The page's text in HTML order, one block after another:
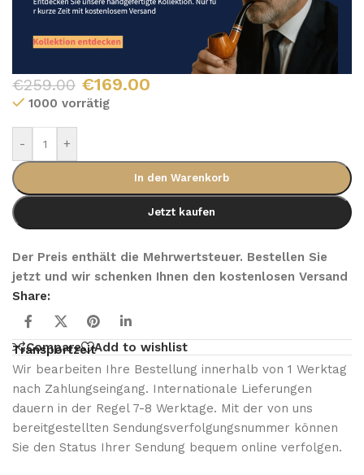
€259.00 €169.00
1000 vorrätig
- +
In den Warenkorb
Jetzt kaufen
Der Preis enthält die Mehrwertsteuer. Bestellen Sie
jetzt und wir schenken Ihnen den kostenlosen Versand
Share:
Compare Add to wishlist
Transportzeit
Wir bearbeiten Ihre Bestellung innerhalb von 1 Werktag
nach Zahlungseingang. Internationale Lieferungen
dauern in der Regel 7-8 Werktage. Mit der von uns
bereitgestellten Sendungsverfolgungsnummer können
Sie den Status Ihrer Sendung bequem online verfolgen.